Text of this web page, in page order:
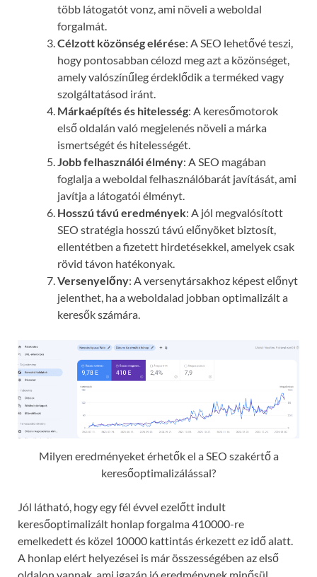
több látogatót vonz, ami növeli a weboldal
forgalmát.
Célzott közönség elérése: A SEO lehetővé teszi,
hogy pontosabban célozd meg azt a közönséget,
amely valószínűleg érdeklődik a terméked vagy
szolgáltatásod iránt.
Márkaépítés és hitelesség: A keresőmotorok
első oldalán való megjelenés növeli a márka
ismertségét és hitelességét.
Jobb felhasználói élmény: A SEO magában
foglalja a weboldal felhasználóbarát javítását, ami
javítja a látogatói élményt.
Hosszú távú eredmények: A jól megvalósított
SEO stratégia hosszú távú előnyöket biztosít,
ellentétben a fizetett hirdetésekkel, amelyek csak
rövid távon hatékonyak.
Versenyelőny: A versenytársakhoz képest előnyt
jelenthet, ha a weboldalad jobban optimalizált a
keresők számára.
Milyen eredményeket érhetők el a SEO szakértő a
keresőoptimalizálással?
Jól látható, hogy egy fél évvel ezelőtt indult
keresőoptimalizált honlap forgalma 410000-re
emelkedett és közel 10000 kattintás érkezett ez idő alatt.
A honlap elért helyezései is már összességében az első